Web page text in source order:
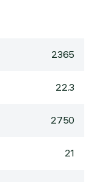
2365
22.3
2750
21